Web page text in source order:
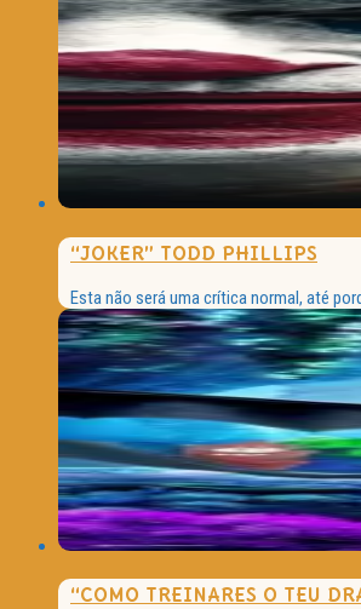
“JOKER” TODD PHILLIPS
Esta não será uma crítica normal, até
“COMO TREINARES O TEU